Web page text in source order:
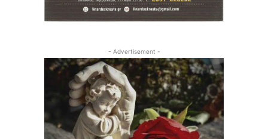
- Advertisement -